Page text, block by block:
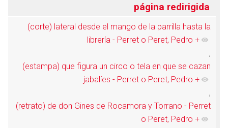
página redirigida
(corte) lateral desde el mango de la parrilla hasta la
librería - Perret o Peret, Pedro +
,
(estampa) que figura un circo o tela en que se cazan
jabalíes - Perret o Peret, Pedro +
,
(retrato) de don Gines de Rocamora y Torrano - Perret
o Peret, Pedro +